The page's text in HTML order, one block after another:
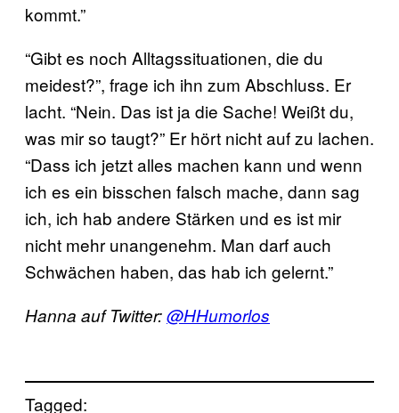
kommt.”
“Gibt es noch Alltagssituationen, die du
meidest?”, frage ich ihn zum Abschluss. Er
lacht. “Nein. Das ist ja die Sache! Weißt du,
was mir so taugt?” Er hört nicht auf zu lachen.
“Dass ich jetzt alles machen kann und wenn
ich es ein bisschen falsch mache, dann sag
ich, ich hab andere Stärken und es ist mir
nicht mehr unangenehm. Man darf auch
Schwächen haben, das hab ich gelernt.”
Hanna auf Twitter:@HHumorlos
Tagged: